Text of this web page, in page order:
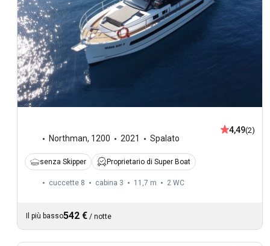
Northman, 1200 2021 Spalato
4,49(2)
senza Skipper Proprietario di Super Boat
cuccette 8 cabina 3 11,7 m 2 WC
Il più basso542 € / notte